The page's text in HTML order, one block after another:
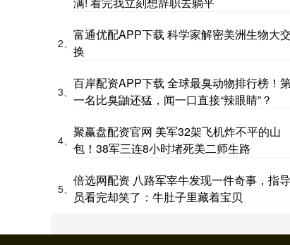
2、
富通优配APP下载 科学家解密美洲生物大交
换
3、
百岸配资APP下载 全球最臭动物排行榜！
一名比臭鼬还猛，闻一口直接“辣眼睛”？
4、
聚赢盘配资官网 美军32架飞机炸不平的山
包！38军三连8小时堵死美二师生路
5、
倍选网配资 八路军宰牛发现一件奇事，指导
员看完却笑了：牛肚子里藏着宝贝